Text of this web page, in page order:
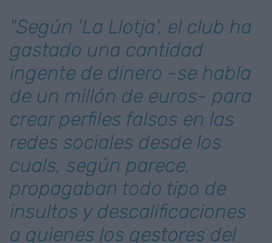
"Según 'La Llotja', el club ha
gastado una cantidad
ingente de dinero -se habla
de un millón de euros- para
crear perfiles falsos en las
redes sociales desde los
cuals, según parece,
propagaban todo tipo de
insultos y descalificaciones
a quienes los gestores del